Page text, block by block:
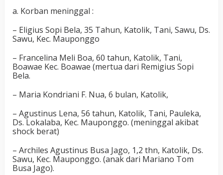
a. Korban meninggal :
– Eligius Sopi Bela, 35 Tahun, Katolik, Tani, Sawu, Ds.
Sawu, Kec. Mauponggo
– Francelina Meli Boa, 60 tahun, Katolik, Tani,
Boawae Kec. Boawae (mertua dari Remigius Sopi
Bela.
– Maria Kondriani F. Nua, 6 bulan, Katolik,
– Agustinus Lena, 56 tahun, Katolik, Tani, Pauleka,
Ds. Lokalaba, Kec. Mauponggo. (meninggal akibat
shock berat)
– Archiles Agustinus Busa Jago, 1,2 thn, Katolik, Ds.
Sawu, Kec. Mauponggo. (anak dari Mariano Tom
Busa Jago).